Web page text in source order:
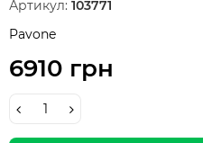
Артикул: 103771
Pavone
6910 грн